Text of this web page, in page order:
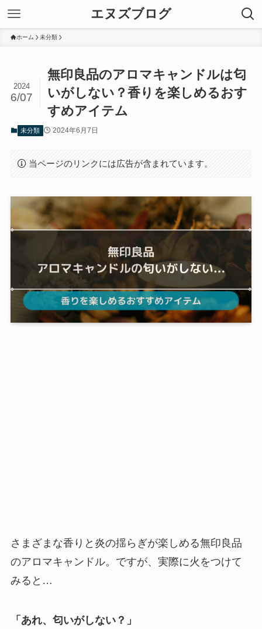
エヌズブログ
ホーム 未分類
無印良品のアロマキャンドルは匂
いがしない？香りを楽しめるおす
すめアイテム
2024
6/07
未分類 2024年6月7日
当ページのリンクには広告が含まれています。
さまざまな香りと炎の揺らぎが楽しめる無印良品
のアロマキャンドル。ですが、実際に火をつけて
みると…
「あれ、匂いがしない？」